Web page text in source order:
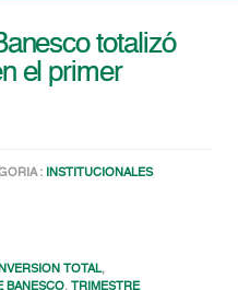
totalizó
el primer
: INSTITUCIONALES
TOTAL,
BANESCO, TRIMESTRE